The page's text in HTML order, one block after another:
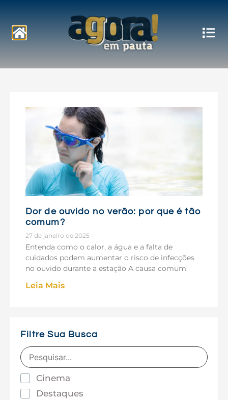
Notícias
Dor de ouvido no verão: por que é tão
comum?
27 de janeiro de 2025
Entenda como o calor, a água e a falta de
cuidados podem aumentar o risco de infecções
no ouvido durante a estação A causa comum
Leia Mais
Filtre Sua Busca
Cinema
Destaques